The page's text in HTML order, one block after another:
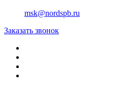
msk@nordspb.ru
Заказать звонок